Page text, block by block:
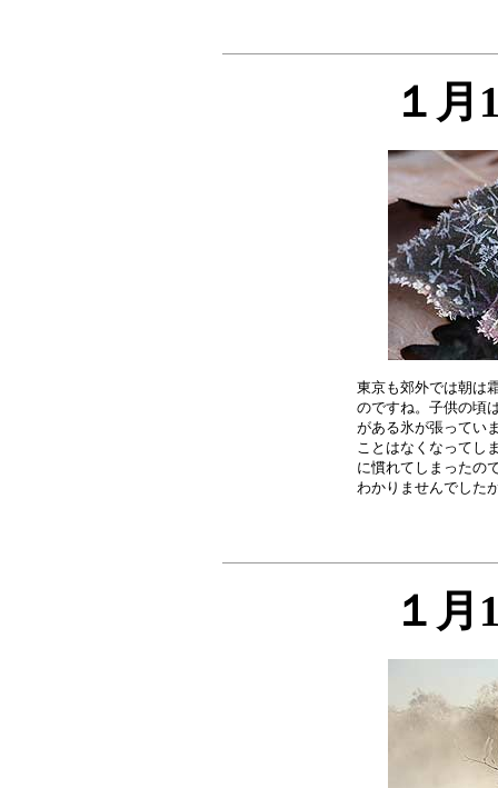
１月
東京も郊外では朝は
のですね。子供の頃
がある氷が張ってい
ことはなくなってし
に慣れてしまったの
１月